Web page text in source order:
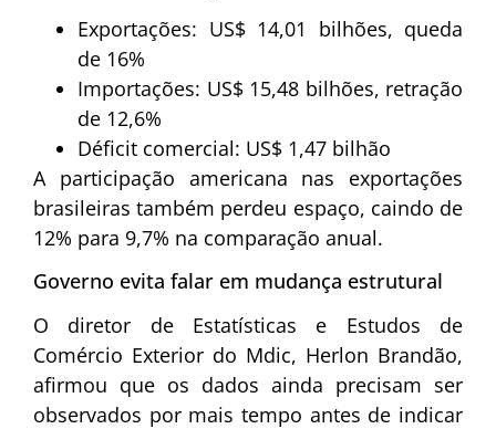
Exportações: US$ 14,01 bilhões, queda
de 16%
Importações: US$ 15,48 bilhões, retração
de 12,6%
Déficit comercial: US$ 1,47 bilhão
A participação americana nas exportações
brasileiras também perdeu espaço, caindo de
12% para 9,7% na comparação anual.
Governo evita falar em mudança estrutural
O diretor de Estatísticas e Estudos de
Comércio Exterior do Mdic, Herlon Brandão,
afirmou que os dados ainda precisam ser
observados por mais tempo antes de indicar